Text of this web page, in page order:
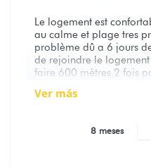
Le logement est
au calme et plage tres
problème dû a 6 jours
de rejoindre le
faire 600 mètres 2 fois
ver más
8 meses